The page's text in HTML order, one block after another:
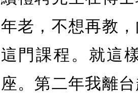
年老，不想再教
這門課程。就這
座。第二年我離